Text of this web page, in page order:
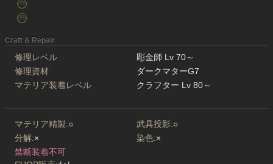
Craft & Repair
修理レベル
彫金師 Lv 70～
修理資材
ダークマターG7
マテリア装着レベル
クラフター Lv 80～
マテリア精製:○ 武具投影:○
分解:× 染色:×
禁断装着不可